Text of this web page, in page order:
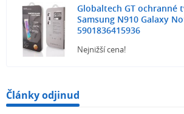
Globaltech GT ochranné
Samsung N910 Galaxy
5901836415936
Nejnižší cena!
Články odjinud